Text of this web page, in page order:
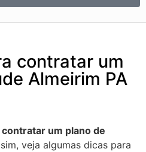
contratar um
Almeirim PA
contratar um plano de
veja algumas dicas para